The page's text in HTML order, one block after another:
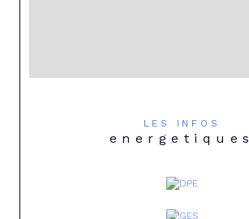
LES INFOS
energetiques